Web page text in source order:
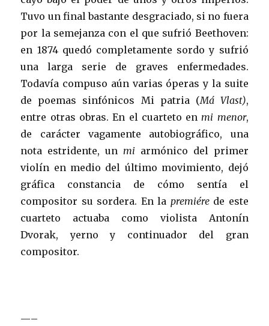
Tuvo un final bastante desgraciado, si no fuera
por la semejanza con el que sufrió Beethoven:
en 1874 quedó completamente sordo y sufrió
una larga serie de graves enfermedades.
Todavía compuso aún varias óperas y la suite
de poemas sinfónicos Mi patria (Má Vlast),
entre otras obras. En el cuarteto enmi menor,
de carácter vagamente autobiográfico, una
nota estridente, un mi armónico del primer
violín en medio del último movimiento, dejó
gráfica constancia de cómo sentía el
compositor su sordera. En la premiérede este
cuarteto actuaba como violista Antonín
Dvorak, yerno y continuador del gran
compositor.
—–